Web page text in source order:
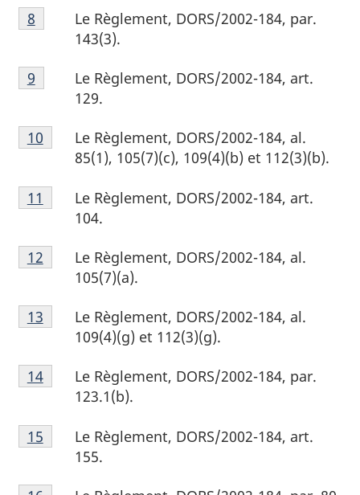
de
page
Note
de
de
page
Le Règlement, DORS/2002-184, par.
143(3).
Retour à la référence de la note de bas de page
8
Note
de
de
page
Le Règlement, DORS/2002-184, art.
129.
Retour à la référence de la note de bas de page
9
Note
de
de
page
Le Règlement, DORS/2002-184, al.
85(1), 105(7)(c), 109(4)(b) et 112(3)(b).
Retour à la référence de la note de bas de page
10
Note
de
de
page
Le Règlement, DORS/2002-184, art.
104.
Retour à la référence de la note de bas de page
11
Note
de
de
page
Le Règlement, DORS/2002-184, al.
105(7)(a).
Retour à la référence de la note de bas de page
12
Note
de
de
page
Le Règlement, DORS/2002-184, al.
109(4)(g) et 112(3)(g).
Retour à la référence de la note de bas de page
13
Note
de
de
page
Le Règlement, DORS/2002-184, par.
123.1(b).
Retour à la référence de la note de bas de page
14
Note
de
de
Le Règlement, DORS/2002-184, art.
155.
Retour à la référence de la note de bas de page
15
Note